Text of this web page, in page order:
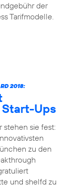
der
Tarifmodelle.
2018:
Ups
stehen sie fest:
zu den
und shelfd zu